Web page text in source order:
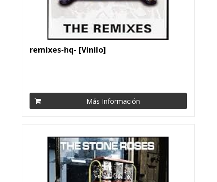
remixes-hq- [Vinilo]
Más Información